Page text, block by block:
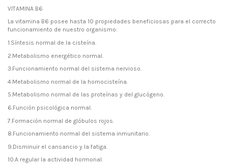
VITAMINA B6
La vitamina B6 posee hasta 10 propiedades beneficiosas para el correcto
funcionamiento de nuestro organismo:
1.Síntesis normal de la cisteína.
2.Metabolismo energético normal.
3.Funcionamiento normal del sistema nervioso.
4.Metabolismo normal de la homocisteína.
5.Metabolismo normal de las proteínas y del glucógeno.
6.Función psicológica normal.
7.Formación normal de glóbulos rojos.
8.Funcionamiento normal del sistema inmunitario.
9.Disminuir el cansancio y la fatiga.
10.A regular la actividad hormonal.